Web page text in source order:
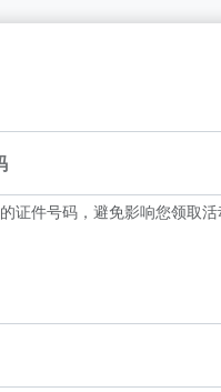
证件号码，避免影响您领取活